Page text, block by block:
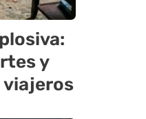
y
viajeros